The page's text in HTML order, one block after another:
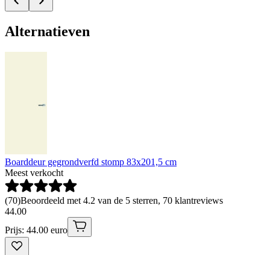
Alternatieven
Boarddeur gegrondverfd stomp 83x201,5 cm
Meest verkocht
(70)Beoordeeld met 4.2 van de 5 sterren, 70 klantreviews
44.00
Prijs: 44.00 euro